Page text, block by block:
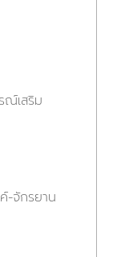
ณ์เสริม
-จักรยาน